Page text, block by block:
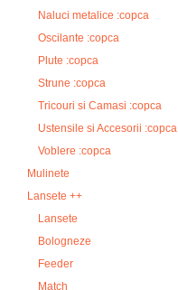
Naluci metalice :copca
Oscilante :copca
Plute :copca
Strune :copca
Tricouri si Camasi :copca
Ustensile si Accesorii :copca
Voblere :copca
Mulinete
Lansete ++
Lansete
Bologneze
Feeder
Match